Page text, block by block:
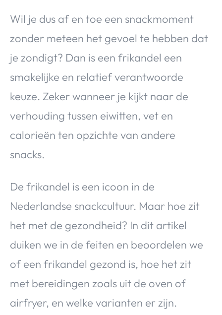
Wil je dus af en toe een snackmoment
zonder meteen het gevoel te hebben dat
je zondigt? Dan is een frikandel een
smakelijke en relatief verantwoorde
keuze. Zeker wanneer je kijkt naar de
verhouding tussen eiwitten, vet en
calorieën ten opzichte van andere
snacks.
De frikandel is een icoon in de
Nederlandse snackcultuur. Maar hoe zit
het met de gezondheid? In dit artikel
duiken we in de feiten en beoordelen we
of een frikandel gezond is, hoe het zit
met bereidingen zoals uit de oven of
airfryer, en welke varianten er zijn.